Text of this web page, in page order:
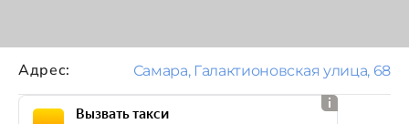
Адрес: Самара, Галактионовская улица, 68
Вызвать такси